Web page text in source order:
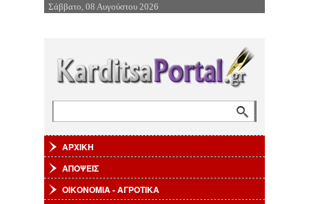
Επιστροφή στην Πλοήγηση
Σάββατο, 08 Αυγούστου 2026
ΑΡΧΙΚΗ
ΑΠΟΨΕΙΣ
ΟΙΚΟΝΟΜΙΑ - ΑΓΡΟΤΙΚΑ